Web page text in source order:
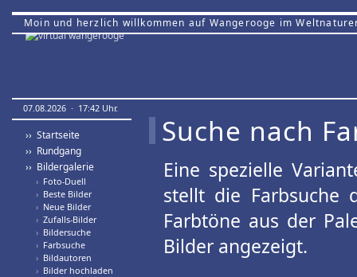
Moin und herzlich willkommen auf Wangerooge im
07.08.2026 · 17:42 Uhr.
›› Startseite
›› Rundgang
›› Bildergalerie
› Foto-Duell
› Beste Bilder
› Neue Bilder
› Zufalls-Bilder
› Bildersuche
› Farbsuche
› Bildautoren
› Bilder hochladen
Suche nach
Eine spezielle
stellt die Farbsuche
Farbtöne aus der
Bilder angezeigt.